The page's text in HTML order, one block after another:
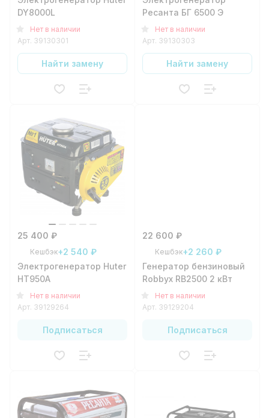
DY8000L
Нет в наличии
Арт. 39130301
Найти замену
Ресанта БГ 6500 Э
Нет в наличии
Арт. 39130303
Найти замену
25 400 ₽
Кешбэк+2 540 ₽
Электрогенератор Huter
HT950A
Нет в наличии
Арт. 39129264
Подписаться
22 600 ₽
Кешбэк+2 260 ₽
Генератор бензиновый
Robbyx RB2500 2 кВт
Нет в наличии
Арт. 39129204
Подписаться